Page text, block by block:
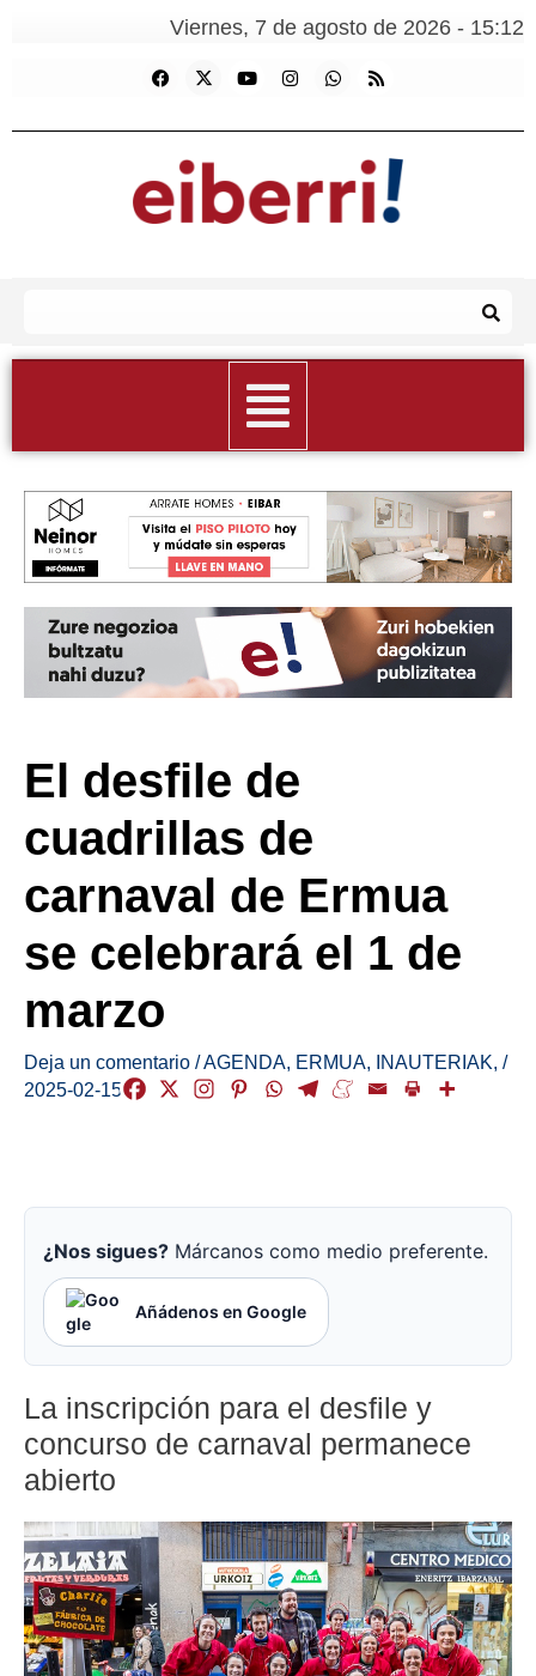
Viernes, 7 de agosto de 2026 - 15:12
El desfile de
cuadrillas de
carnaval de Ermua
se celebrará el 1 de
marzo
Deja un comentario /AGENDA, ERMUA, INAUTERIAK, /
2025-02-15
¿Nos sigues? Márcanos como medio preferente.
Añádenos en Google
La inscripción para el desfile y
concurso de carnaval permanece
abierto